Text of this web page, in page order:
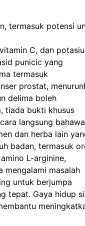
termasuk potensi
C, dan
punicic yang
termasuk
prostat,
delima boleh
tiada bukti khusus
langsung
dan herba lain
badan, termasuk
L-arginine,
mengalami masalah
untuk berjumpa
tepat. Gaya hidup